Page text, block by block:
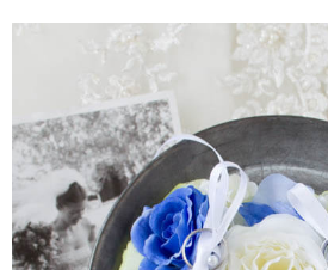
ーの
ご紹
介
5.
ペッ
トウ